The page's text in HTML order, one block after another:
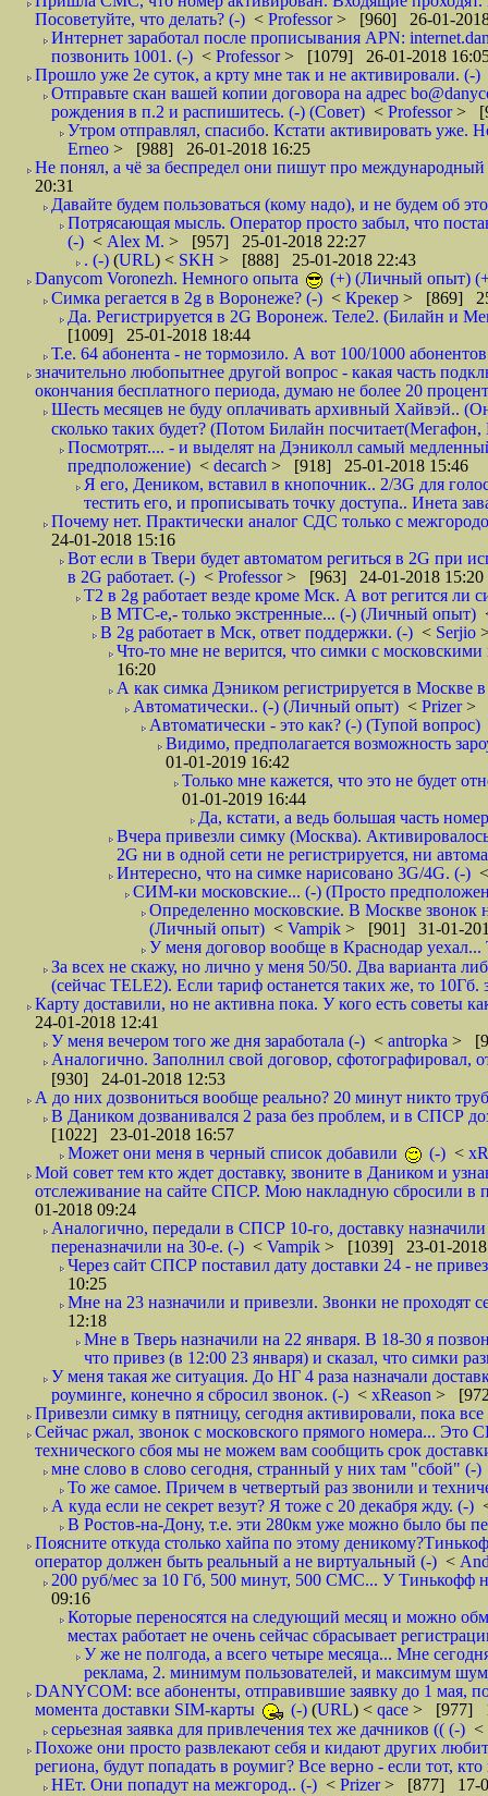
Посоветуйте, что делать? (-) < Professor> [960] 26-01-
Интернет заработал после прописывания APN:
позвонить 1001. (-) < Professor> [1079] 26-01-2018
Прошло уже 2е суток, а крту мне так и не активировали. (-)
Отправьте скан вашей копии договора на адрес
рождения в п.2 и распишитесь. (-) (Совет) < Professor>
Утром отправлял, спасибо. Кстати активировать уже.
Erneo > [988] 26-01-2018 16:25
Не понял, а чё за беспредел они пишут про
20:31
Давайте будем пользоваться (кому надо), и не будем об
Потрясающая мысль. Оператор просто забыл, что
(-) < Alex M. > [957] 25-01-2018 22:27
. (-) (URL) < SKH > [888] 25-01-2018 22:43
Danycom Voronezh. Немного опыта
(+) (Личный опыт)
Симка регается в 2g в Воронеже? (-) < Крекер > [869]
Да. Регистрируется в 2G Воронеж. Теле2. (Билайн и
[1009] 25-01-2018 18:44
Т.е. 64 абонента - не тормозило. А вот 100/1000
значительно любопытнее другой вопрос - какая часть
окончания бесплатного периода, думаю не более 20
Шесть месяцев не буду оплачивать архивный Хайвэй..
сколько таких будет? (Потом Билайн
Посмотрят.... - и выделят на Дэниколл самый
предположение) < decarch > [918] 25-01-2018 15:46
Я его, Деником, вставил в кнопочник.. 2/3G для
тестить его, и прописывать точку доступа.. Инета
Почему нет. Практически аналог СДС только с
24-01-2018 15:16
Вот если в Твери будет автоматом региться в 2G при
в 2G работает. (-) < Professor> [963] 24-01-2018 15:20
T2 в 2g работает везде кроме Мск. А вот регится
В МТС-е,- только экстренные... (-) (Личный опыт)
В 2g работает в Мск, ответ поддержки. (-) < Serjio
Что-то мне не верится, что симки с
16:20
А как симка Дэником регистрируется в Москве
Автоматически.. (-) (Личный опыт) < Prizer>
Автоматически - это как? (-) (Тупой вопрос)
Видимо, предполагается возможность
01-01-2019 16:42
Только мне кажется, что это не будет
01-01-2019 16:44
Да, кстати, а ведь большая часть
Вчера привезли симку (Москва).
2G ни в одной сети не регистрируется, ни
Интересно, что на симке нарисовано 3G/4G. (-)
СИМ-ки московские... (-) (Просто
Определенно московские. В Москве звонок
(Личный опыт) < Vampik > [901] 31-01-
У меня договор вообще в Краснодар
За всех не скажу, но лично у меня 50/50. Два варианта
(сейчас TELE2). Если тариф останется таких же, то
Карту доставили, но не активна пока. У кого есть советы
24-01-2018 12:41
У меня вечером того же дня заработала (-) < antropka >
Аналогично. Заполнил свой договор,
[930] 24-01-2018 12:53
А до них дозвониться вообще реально? 20 минут никто
В Даником дозванивался 2 раза без проблем, и в СПСР
[1022] 23-01-2018 16:57
Может они меня в черный список добавили
(-) <
Мой совет тем кто ждет доставку, звоните в Даником и
отслеживание на сайте СПСР. Мою накладную сбросили
01-2018 09:24
Аналогично, передали в СПСР 10-го, доставку
переназначили на 30-е. (-) < Vampik > [1039] 23-01-2018
Через сайт СПСР поставил дату доставки 24 - не
10:25
Мне на 23 назначили и привезли. Звонки не
12:18
Мне в Тверь назначили на 22 января. В 18-30 я
что привез (в 12:00 23 января) и сказал, что симки
У меня такая же ситуация. До НГ 4 раза назначали
роуминге, конечно я сбросил звонок. (-) < xReason >
Привезли симку в пятницу, сегодня активировали, пока
Сейчас ржал, звонок с московского прямого номера... Это
технического сбоя мы не можем вам сообщить срок
мне слово в слово сегодня, странный у них там "сбой" (-)
То же самое. Причем в четвертый раз звонили и
А куда если не секрет везут? Я тоже с 20 декабря жду. (-)
В Ростов-на-Дону, т.е. эти 280км уже можно было бы
Поясните откуда столько хайпа по этому
оператор должен быть реальный а не виртуальный (-) <
200 руб/мес за 10 Гб, 500 минут, 500 СМС... У Тинькофф
09:16
Которые переносятся на следующий месяц и можно
местах работает не очень сейчас сбрасывает
У же не полгода, а всего четыре месяца... Мне
реклама, 2. минимум пользователей, и максимум
DANYCOM: все абоненты, отправившие заявку до 1 мая,
момента доставки SIM-карты
(-) (URL) < qace > [977]
серьезная заявка для привлечения тех же дачников (( (-) <
Похоже они просто развлекают себя и кидают других
региона, будут попадать в роумиг? Все верно - если тот,
НЕт. Они попадут на межгород.. (-) < Prizer> [877] 17-